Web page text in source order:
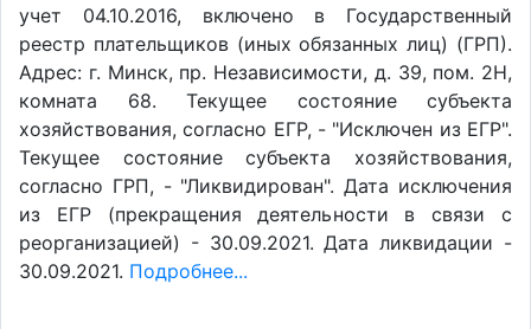
учет 04.10.2016, включено в Государственный
реестр плательщиков (иных обязанных лиц) (ГРП).
Адрес: г. Минск, пр. Независимости, д. 39, пом. 2Н,
комната 68. Текущее состояние субъекта
хозяйствования, согласно ЕГР, - "Исключен из ЕГР".
Текущее состояние субъекта хозяйствования,
согласно ГРП, - "Ликвидирован". Дата исключения
из ЕГР (прекращения деятельности в связи с
реорганизацией) - 30.09.2021. Дата ликвидации -
30.09.2021. Подробнее...